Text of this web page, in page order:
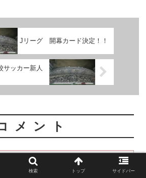
Jリーグ 開幕カード決定！！
サッカー新人
メント
コメントを書き込む
検索 トップ サイドバー